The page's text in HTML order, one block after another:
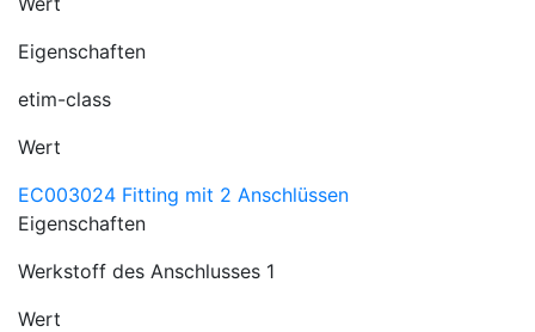
Eigenschaften
etim-class
Wert
EC003024 Fitting mit 2 Anschlüssen
Eigenschaften
Werkstoff des Anschlusses 1
Wert